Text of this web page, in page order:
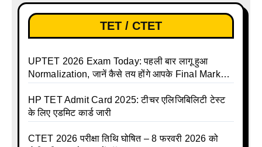
TET / CTET
UPTET 2026 Exam Today: पहली बार लागू हुआ
Normalization, जानें कैसे तय होंगे आपके Final Marks
HP TET Admit Card 2025: टीचर एलिजिबिलिटी टेस्ट
के लिए एडमिट कार्ड जारी
CTET 2026 परीक्षा तिथि घोषित – 8 फरवरी 2026 को